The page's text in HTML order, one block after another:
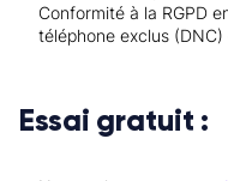
Conformité à la RGPD
téléphone exclus
Essai gratuit :